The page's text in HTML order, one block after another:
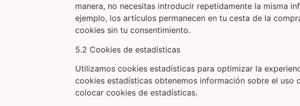
manera, no necesitas introducir repetidamente la misma
ejemplo, los artículos permanecen en tu cesta de la
cookies sin tu consentimiento.
5.2 Cookies de estadísticas
Utilizamos cookies estadísticas para optimizar la
cookies estadísticas obtenemos información sobre el uso
colocar cookies de estadísticas.